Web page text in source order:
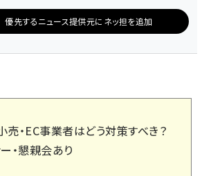
優先するニュース提供元にネッ担を追加
売・EC事業者はどう対策すべき？
・懇親会あり